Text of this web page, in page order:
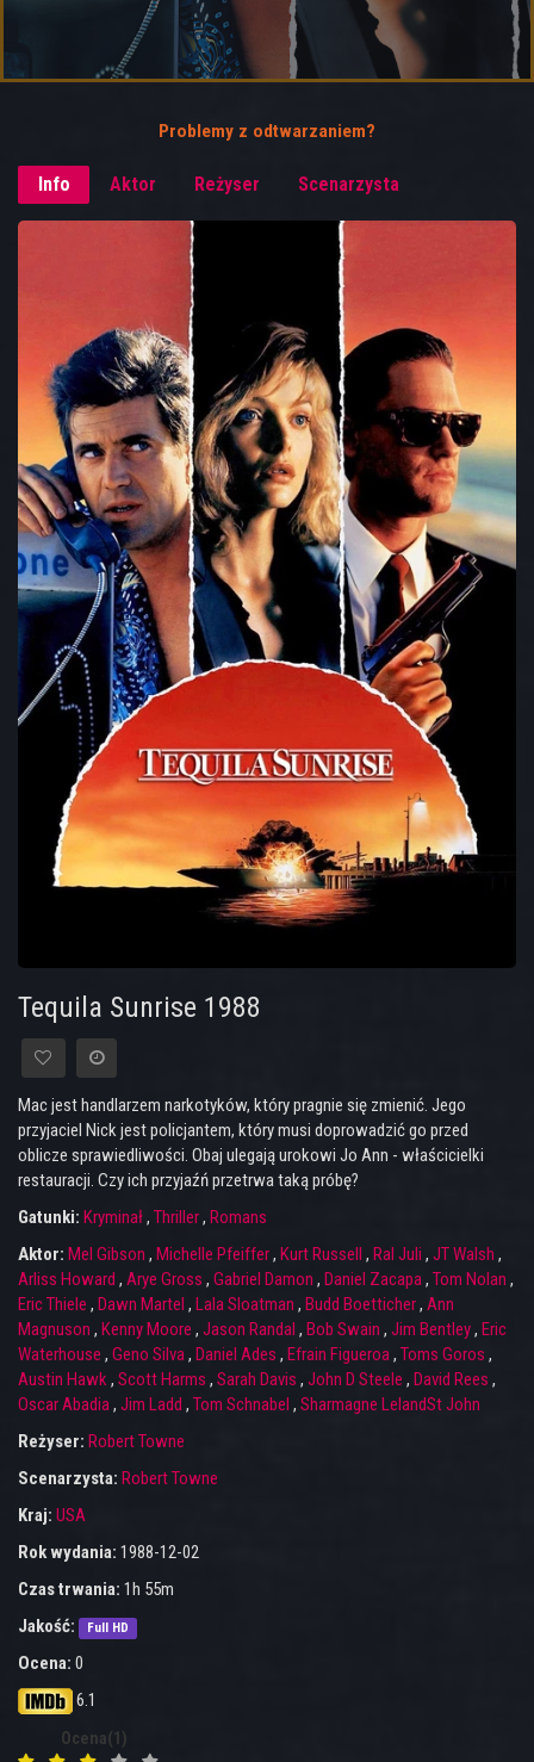
Problemy z odtwarzaniem?
Info Aktor Reżyser Scenarzysta
Tequila Sunrise 1988
Mac jest handlarzem narkotyków, który pragnie się zmienić. Jego
przyjaciel Nick jest policjantem, który musi doprowadzić go przed
oblicze sprawiedliwości. Obaj ulegają urokowi Jo Ann - właścicielki
restauracji. Czy ich przyjaźń przetrwa taką próbę?
Gatunki: Kryminał, Thriller, Romans
Aktor: Mel Gibson , Michelle Pfeiffer, Kurt Russell , Ral Juli , JT Walsh ,
Arliss Howard , Arye Gross , Gabriel Damon , Daniel Zacapa, Tom Nolan ,
Eric Thiele , Dawn Martel , Lala Sloatman , Budd Boetticher, Ann
Magnuson , Kenny Moore , Jason Randal , Bob Swain , Jim Bentley, Eric
Waterhouse , Geno Silva, Daniel Ades , Efrain Figueroa, Toms Goros ,
Austin Hawk, Scott Harms , Sarah Davis , John D Steele , David Rees ,
Oscar Abadia, Jim Ladd , Tom Schnabel , Sharmagne LelandSt John
Reżyser: Robert Towne
Scenarzysta: Robert Towne
Kraj: USA
Rok wydania: 1988-12-02
Czas trwania: 1h 55m
Jakość:
Full HD
Ocena: 0
6.1
Ocena(1)